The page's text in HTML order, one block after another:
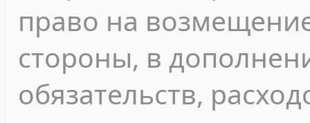
право на
стороны, в
обязательств,